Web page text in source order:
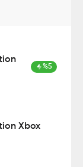
%5
Xbox